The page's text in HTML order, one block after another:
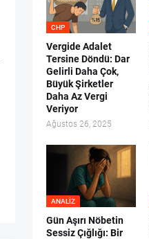
CHP
Vergide Adalet
Tersine Döndü: Dar
Gelirli Daha Çok,
Büyük Şirketler
Daha Az Vergi
Veriyor
Ağustos 26, 2025
ANALIZ
Gün Aşırı Nöbetin
Sessiz Çığlığı: Bir